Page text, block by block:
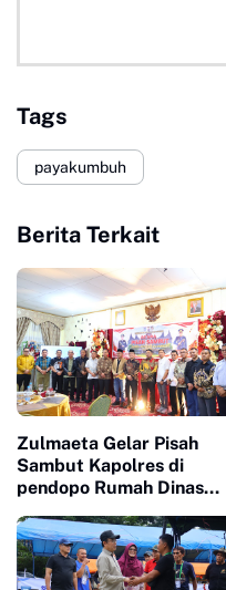
Tags
payakumbuh
Berita Terkait
Zulmaeta Gelar Pisah
Sambut Kapolres di
pendopo Rumah Dinas